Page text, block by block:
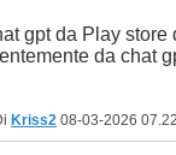
gpt da Play store
da chat
Kriss2 08-03-2026